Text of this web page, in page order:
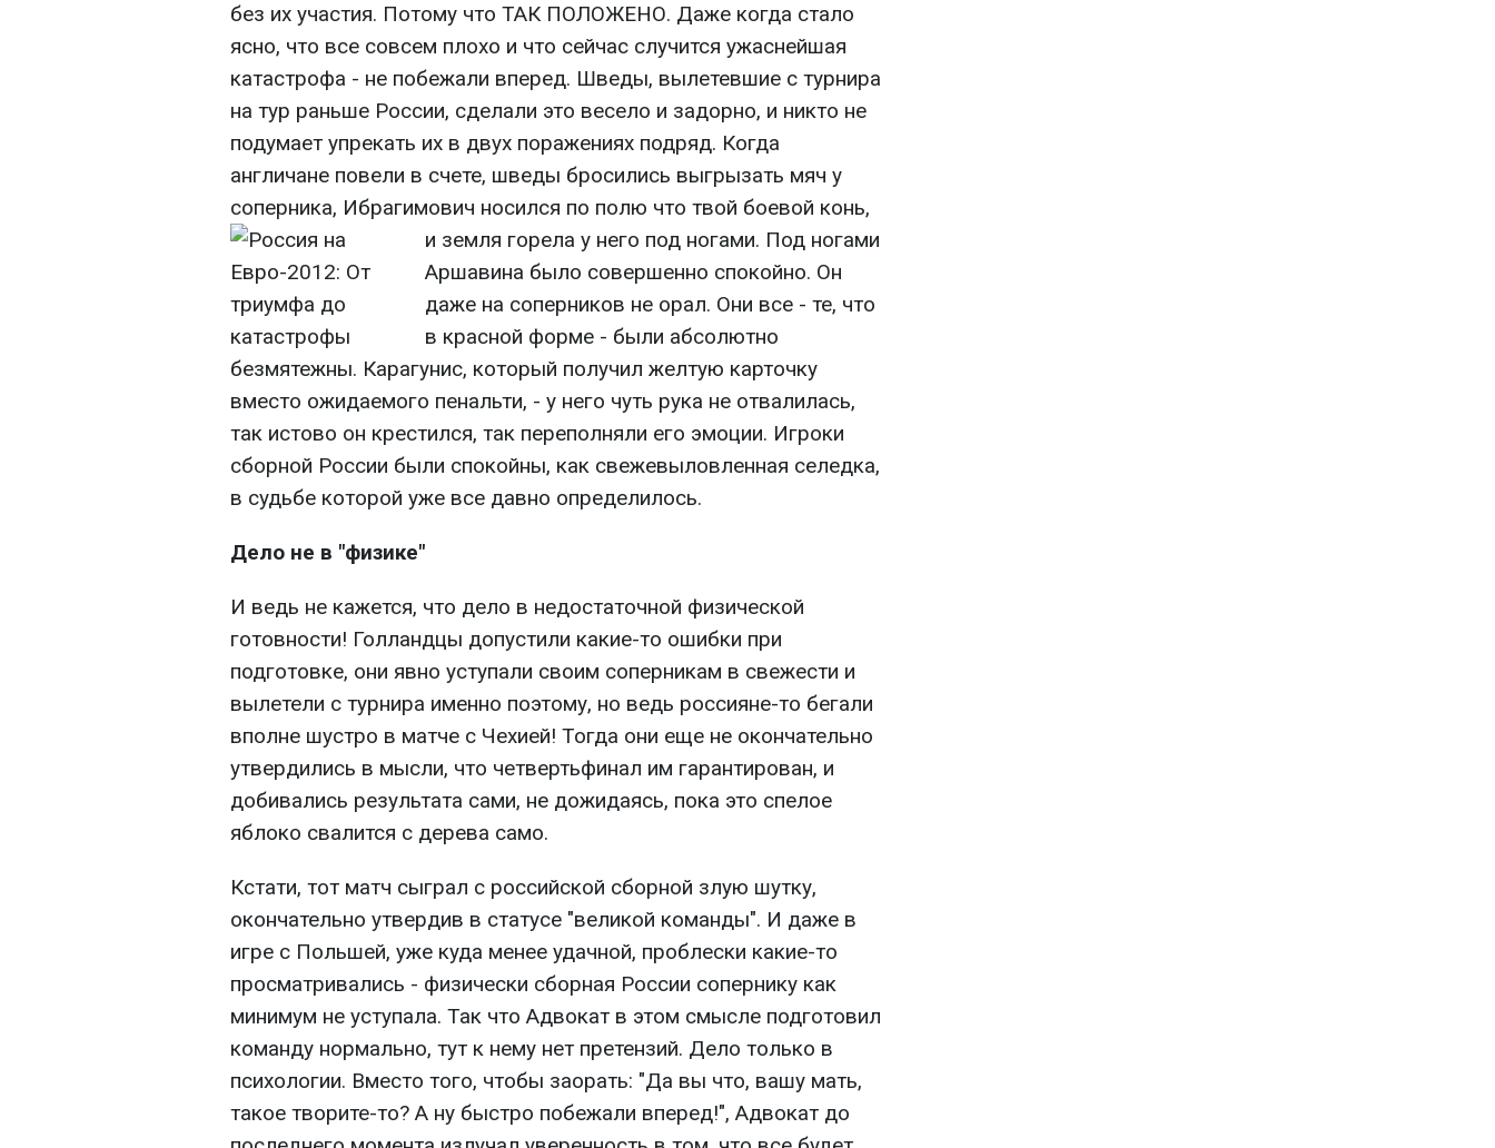
без их участия. Потому что ТАК ПОЛОЖЕНО. Даже когда стало
ясно, что все совсем плохо и что сейчас случится ужаснейшая
катастрофа - не побежали вперед. Шведы, вылетевшие с турнира
на тур раньше России, сделали это весело и задорно, и никто не
подумает упрекать их в двух поражениях подряд. Когда
англичане повели в счете, шведы бросились выгрызать мяч у
соперника, Ибрагимович носился по полю что твой боевой конь,
и земля горела у него под ногами. Под ногами
Аршавина было совершенно спокойно. Он
даже на соперников не орал. Они все - те, что
в красной форме - были абсолютно
безмятежны. Карагунис, который получил желтую карточку
вместо ожидаемого пенальти, - у него чуть рука не отвалилась,
так истово он крестился, так переполняли его эмоции. Игроки
сборной России были спокойны, как свежевыловленная селедка,
в судьбе которой уже все давно определилось.
Дело не в "физике"
И ведь не кажется, что дело в недостаточной физической
готовности! Голландцы допустили какие-то ошибки при
подготовке, они явно уступали своим соперникам в свежести и
вылетели с турнира именно поэтому, но ведь россияне-то бегали
вполне шустро в матче с Чехией! Тогда они еще не окончательно
утвердились в мысли, что четвертьфинал им гарантирован, и
добивались результата сами, не дожидаясь, пока это спелое
яблоко свалится с дерева само.
Кстати, тот матч сыграл с российской сборной злую шутку,
окончательно утвердив в статусе "великой команды". И даже в
игре с Польшей, уже куда менее удачной, проблески какие-то
просматривались - физически сборная России сопернику как
минимум не уступала. Так что Адвокат в этом смысле подготовил
команду нормально, тут к нему нет претензий. Дело только в
психологии. Вместо того, чтобы заорать: "Да вы что, вашу мать,
такое творите-то? А ну быстро побежали вперед!", Адвокат до